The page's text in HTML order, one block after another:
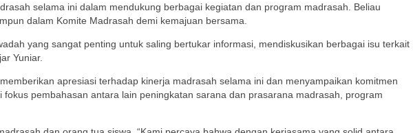
selama ini dalam mendukung berbagai kegiatan dan program madrasah. Beliau
dalam Komite Madrasah demi kemajuan bersama.
yang sangat penting untuk saling bertukar informasi, mendiskusikan berbagai isu terkait
Yuniar.
apresiasi terhadap kinerja madrasah selama ini dan menyampaikan komitmen
pembahasan antara lain peningkatan sarana dan prasarana madrasah, program